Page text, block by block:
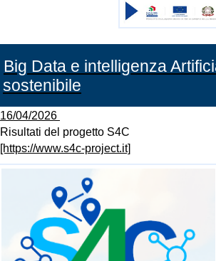
Big Data e intelligenza
sostenibile
16/04/2026
Risultati del progetto S4C
[https://www.s4c-project.it]